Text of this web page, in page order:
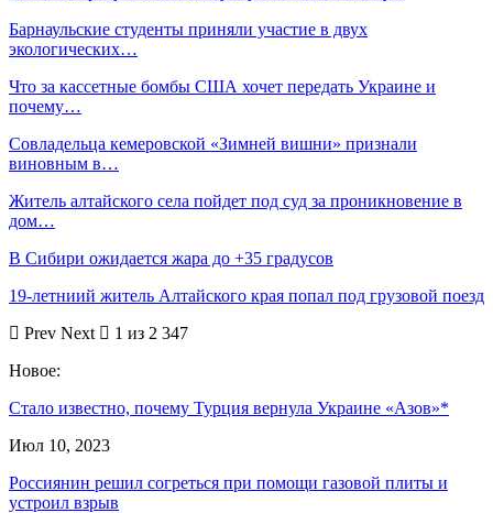
Барнаульские студенты приняли участие в двух
экологических…
Что за кассетные бомбы США хочет передать Украине и
почему…
Совладельца кемеровской «Зимней вишни» признали
виновным в…
Житель алтайского села пойдет под суд за проникновение в
дом…
В Сибири ожидается жара до +35 градусов
19-летниий житель Алтайского края попал под грузовой поезд
Prev Next
1 из 2 347
Новое:
Стало известно, почему Турция вернула Украине «Азов»*
Июл 10, 2023
Россиянин решил согреться при помощи газовой плиты и
устроил взрыв